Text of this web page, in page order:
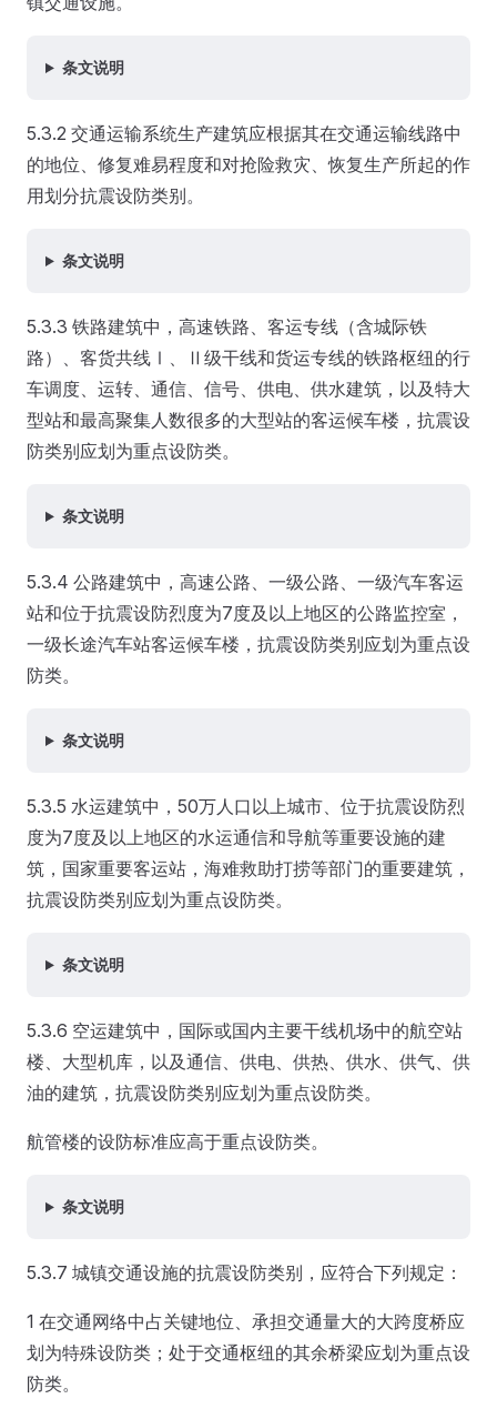
条文说明
5.3.2 交通运输系统生产建筑应根据其在交通运输线路中
的地位、修复难易程度和对抢险救灾、恢复生产所起的作
用划分抗震设防类别。
条文说明
5.3.3 铁路建筑中，高速铁路、客运专线（含城际铁
路）、客货共线Ⅰ、Ⅱ级干线和货运专线的铁路枢纽的行
车调度、运转、通信、信号、供电、供水建筑，以及特大
型站和最高聚集人数很多的大型站的客运候车楼，抗震设
防类别应划为重点设防类。
条文说明
5.3.4 公路建筑中，高速公路、一级公路、一级汽车客运
站和位于抗震设防烈度为7度及以上地区的公路监控室，
一级长途汽车站客运候车楼，抗震设防类别应划为重点设
防类。
条文说明
5.3.5 水运建筑中，50万人口以上城市、位于抗震设防烈
度为7度及以上地区的水运通信和导航等重要设施的建
筑，国家重要客运站，海难救助打捞等部门的重要建筑，
抗震设防类别应划为重点设防类。
条文说明
5.3.6 空运建筑中，国际或国内主要干线机场中的航空站
楼、大型机库，以及通信、供电、供热、供水、供气、供
油的建筑，抗震设防类别应划为重点设防类。
航管楼的设防标准应高于重点设防类。
条文说明
5.3.7 城镇交通设施的抗震设防类别，应符合下列规定：
1 在交通网络中占关键地位、承担交通量大的大跨度桥应
划为特殊设防类；处于交通枢纽的其余桥梁应划为重点设
防类。